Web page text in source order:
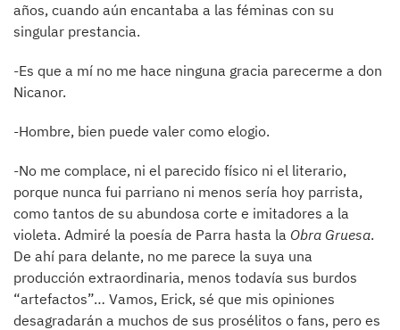
años, cuando aún encantaba a las féminas con su
singular prestancia.
-Es que a mí no me hace ninguna gracia parecerme a don
Nicanor.
-Hombre, bien puede valer como elogio.
-No me complace, ni el parecido físico ni el literario,
porque nunca fui parriano ni menos sería hoy parrista,
como tantos de su abundosa corte e imitadores a la
violeta. Admiré la poesía de Parra hasta la Obra Gruesa.
De ahí para delante, no me parece la suya una
producción extraordinaria, menos todavía sus burdos
“artefactos”… Vamos, Erick, sé que mis opiniones
desagradarán a muchos de sus prosélitos o fans, pero es